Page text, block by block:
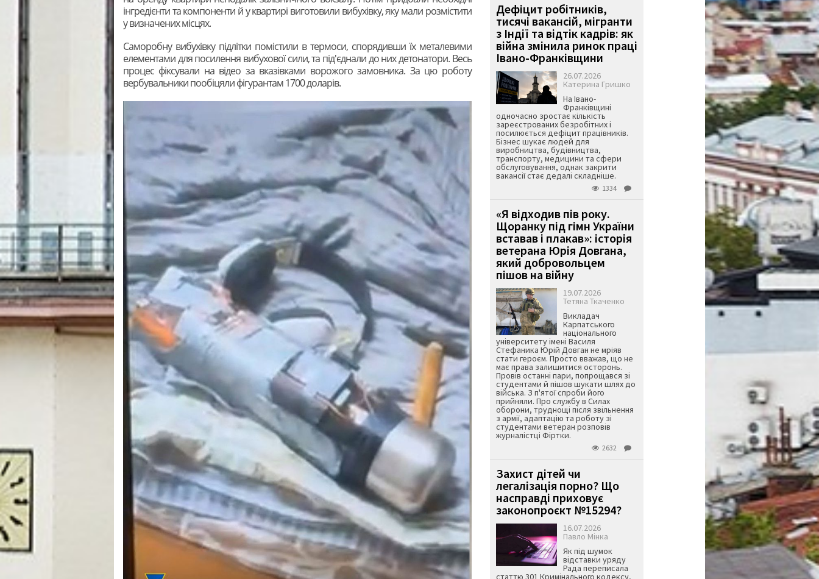
інгредієнти та компоненти й у квартирі виготовили вибухівку, яку мали розмістити
у визначених місцях.
Саморобну вибухівку підлітки помістили в термоси, спорядивши їх металевими
елементами для посилення вибухової сили, та під'єднали до них детонатори. Весь
процес фіксували на відео за вказівками ворожого замовника. За цю роботу
вербувальники пообіцяли фігурантам 1700 доларів.
Дефіцит робітників,
тисячі вакансій, мігранти
з Індії та відтік кадрів: як
війна змінила ринок праці
Івано-Франківщини
26.07.2026
Катерина Гришко
На Івано-
Франківщині
одночасно зростає кількість
зареєстрованих безробітних і
посилюється дефіцит працівників.
Бізнес шукає людей для
виробництва, будівництва,
транспорту, медицини та сфери
обслуговування, однак закрити
вакансії стає дедалі складніше.
1334
«Я відходив пів року.
Щоранку під гімн України
вставав і плакав»: історія
ветерана Юрія Довгана,
який добровольцем
пішов на війну
19.07.2026
Тетяна Ткаченко
Викладач
Карпатського
національного
університету імені Василя
Стефаника Юрій Довган не мріяв
стати героєм. Просто вважав, що не
має права залишитися осторонь.
Провів останні пари, попрощався зі
студентами й пішов шукати шлях до
війська. З п'ятої спроби його
прийняли. Про службу в Силах
оборони, труднощі після звільнення
з армії, адаптацію та роботу зі
студентами ветеран розповів
журналістці Фіртки.
2632
Захист дітей чи
легалізація порно? Що
насправді приховує
законопроєкт №15294?
16.07.2026
Павло Мінка
Як під шумок
відставки уряду
Рада переписала